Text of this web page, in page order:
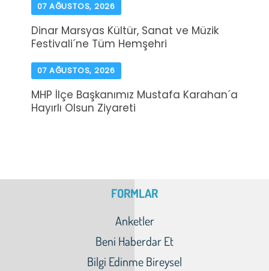
07 AĞUSTOS, 2026
Dinar Marsyas Kültür, Sanat ve Müzik
Festivali´ne Tüm Hemşehri
07 AĞUSTOS, 2026
MHP İlçe Başkanımız Mustafa Karahan´a
Hayırlı Olsun Ziyareti
FORMLAR
Anketler
Beni Haberdar Et
Bilgi Edinme Bireysel